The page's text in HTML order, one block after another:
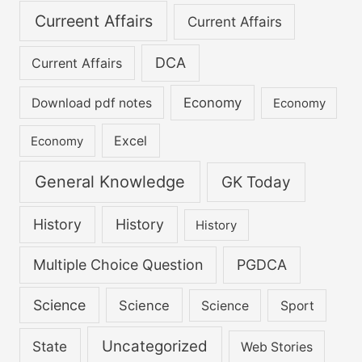
Curreent Affairs Current Affairs
Current Affairs DCA
Download pdf notes Economy Economy
Economy Excel
General Knowledge GK Today
History History History
Multiple Choice Question PGDCA
Science Science Science Sport
State Uncategorized Web Stories